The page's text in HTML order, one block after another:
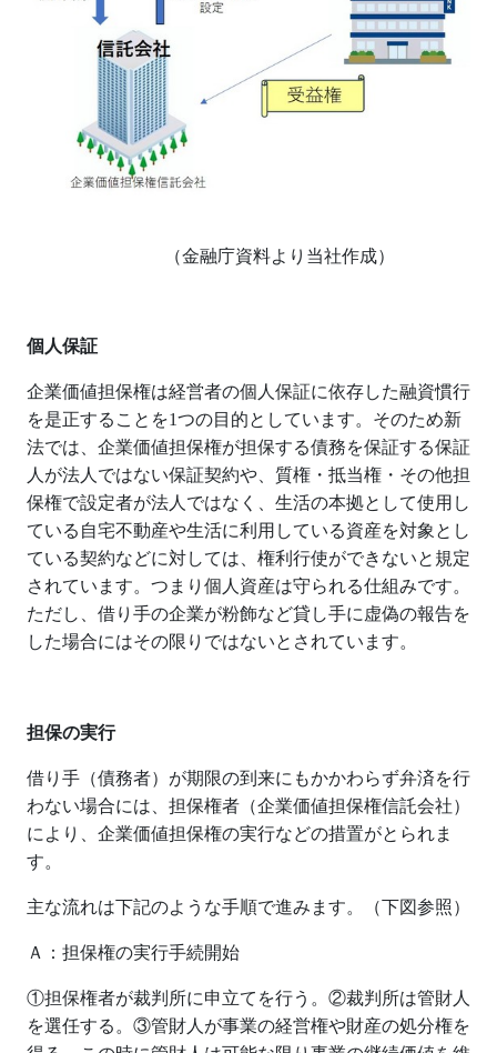
（金融庁資料より当社作成）
個人保証
企業価値担保権は経営者の個人保証に依存した融資慣行
を是正することを1つの目的としています。そのため新
法では、企業価値担保権が担保する債務を保証する保証
人が法人ではない保証契約や、質権・抵当権・その他担
保権で設定者が法人ではなく、生活の本拠として使用し
ている自宅不動産や生活に利用している資産を対象とし
ている契約などに対しては、権利行使ができないと規定
されています。つまり個人資産は守られる仕組みです。
ただし、借り手の企業が粉飾など貸し手に虚偽の報告を
した場合にはその限りではないとされています。
担保の実行
借り手（債務者）が期限の到来にもかかわらず弁済を行
わない場合には、担保権者（企業価値担保権信託会社）
により、企業価値担保権の実行などの措置がとられま
す。
主な流れは下記のような手順で進みます。（下図参照）
Ａ：担保権の実行手続開始
①担保権者が裁判所に申立てを行う。②裁判所は管財人
を選任する。③管財人が事業の経営権や財産の処分権を